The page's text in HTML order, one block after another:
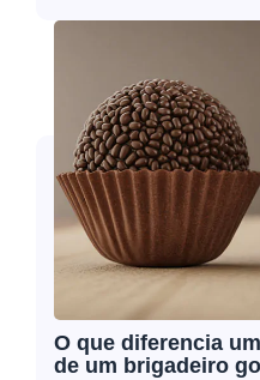
O que diferencia
de um brigadeiro